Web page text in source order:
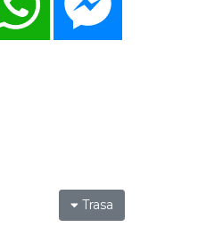
Trasa